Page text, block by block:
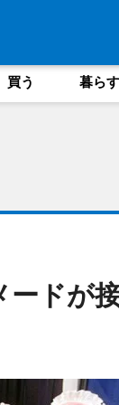
買う 暮ら
ードが